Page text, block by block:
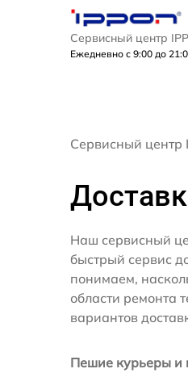
Сервисный центр
Ежедневно с 9:00 до
Сервисный центр
Наш сервисный
быстрый сервис
понимаем,
области ремонта
вариантов
Пешие курьеры и